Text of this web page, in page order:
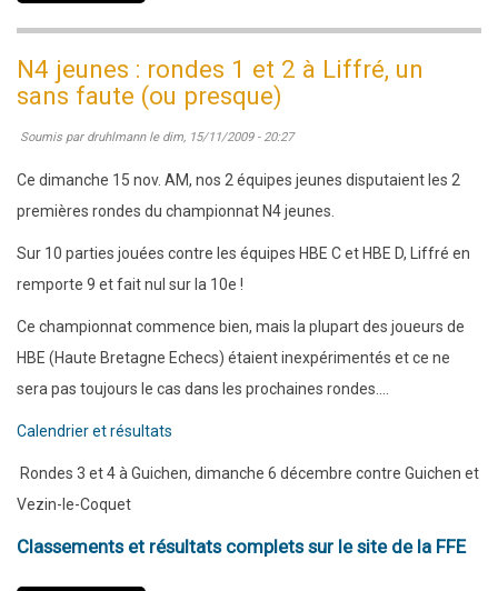
3
Liffré
bat
Guichen
N4 jeunes : rondes 1 et 2 à Liffré, un
sans faute (ou presque)
Soumis par druhlmannle dim, 15/11/2009 - 20:27
Ce dimanche 15 nov. AM, nos 2 équipes jeunes disputaient les 2
premières rondes du championnat N4 jeunes.
Sur 10 parties jouées contre les équipes HBE C et HBE D, Liffré en
remporte 9 et fait nul sur la 10e !
Ce championnat commence bien, mais la plupart des joueurs de
HBE (Haute Bretagne Echecs) étaient inexpérimentés et ce ne
sera pas toujours le cas dans les prochaines rondes....
Calendrier et résultats
Rondes 3 et 4 à Guichen, dimanche 6 décembre contre Guichen et
Vezin-le-Coquet
Classements et résultats complets sur le site de la FFE